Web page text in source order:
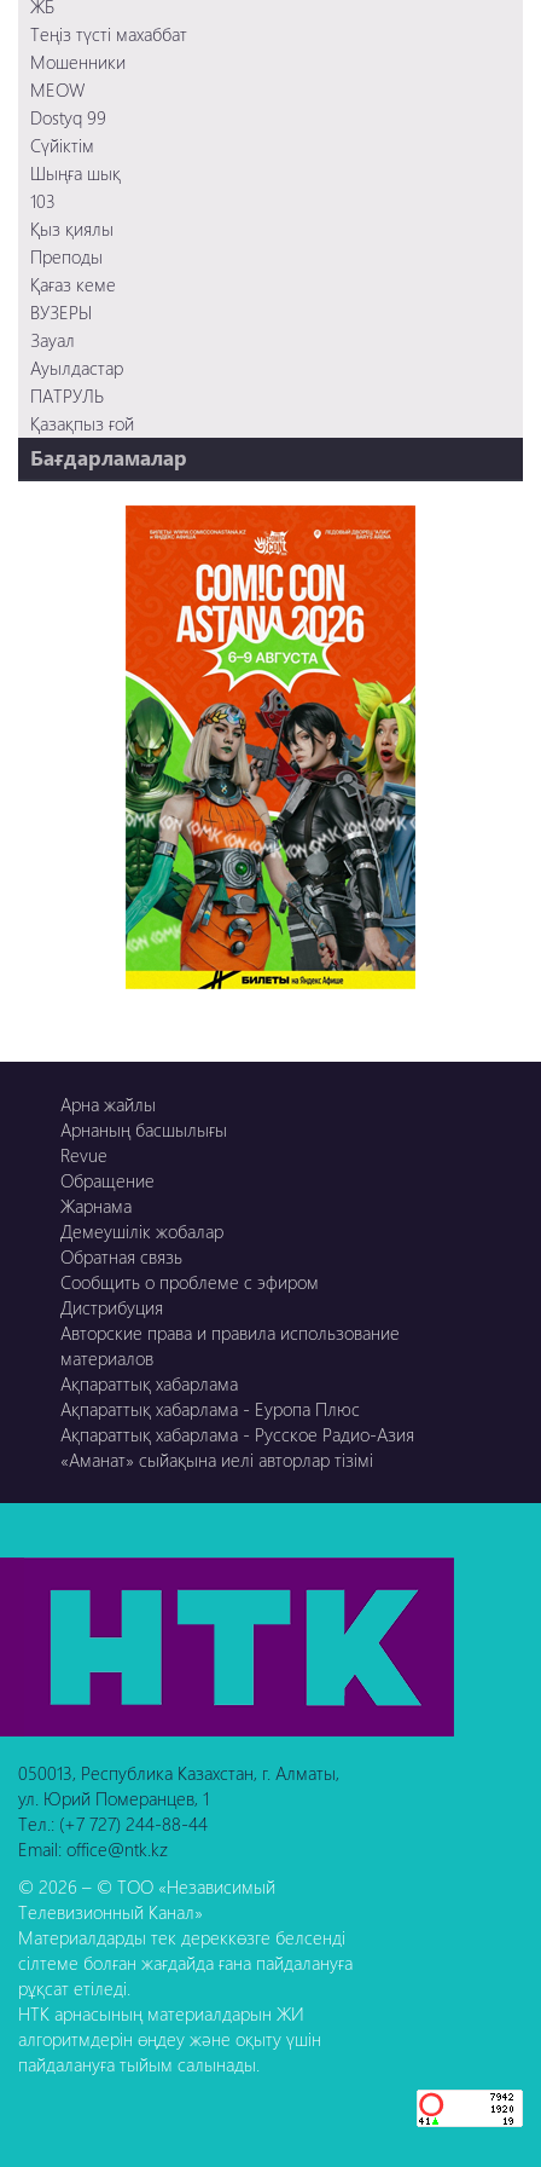
Сүйіктім
Мошенники
ЖБ
Теңіз түсті махаббат
Мошенники
MEOW
Dostyq 99
Сүйіктім
Шыңға шық
103
Қыз қиялы
Преподы
Қағаз кеме
ВУЗЕРЫ
Зауал
Ауылдастар
ПАТРУЛЬ
Қазақпыз ғой
Бағдарламалар
Ұ-Night show
Арна жайлы
Арнаның басшылығы
Revue
Обращение
Жарнама
Демеушілік жобалар
Обратная связь
Сообщить о проблеме с эфиром
Дистрибуция
Авторские права и правила использование
материалов
Ақпараттық хабарлама
Ақпараттық хабарлама - Еуропа Плюс
Ақпараттық хабарлама - Русское Радио-Азия
«Аманат» сыйақына иелі авторлар тізімі
050013, Республика Казахстан, г. Алматы,
ул. Юрий Померанцев, 1
Тел.: (+7 727) 244-88-44
Email: office@ntk.kz
© 2026 – © ТОО «Независимый
Телевизионный Канал»
Материалдарды тек дереккөзге белсенді
сілтеме болған жағдайда ғана пайдалануға
рұқсат етіледі.
НТК арнасының материалдарын ЖИ
алгоритмдерін өңдеу және оқыту үшін
пайдалануға тыйым салынады.